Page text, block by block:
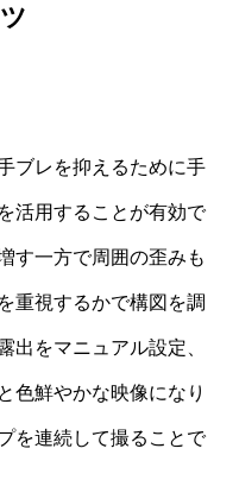
ブレを抑えるために手
活用することが有効で
す一方で周囲の歪みも
重視するかで構図を調
出をマニュアル設定、
色鮮やかな映像になり
を連続して撮ることで